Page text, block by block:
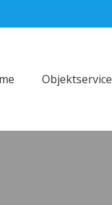
Objektservice